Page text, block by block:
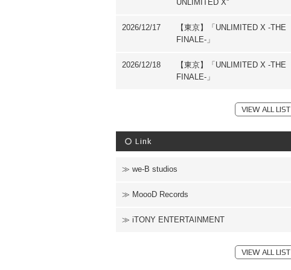
UNLIMITED X''
【東京】「UNLIMITED X -THE
FINALE-」
2026/12/17
【東京】「UNLIMITED X -THE
FINALE-」
2026/12/18
VIEW ALL LIST
Link
we-B studios
MoooD Records
iTONY ENTERTAINMENT
VIEW ALL LIST